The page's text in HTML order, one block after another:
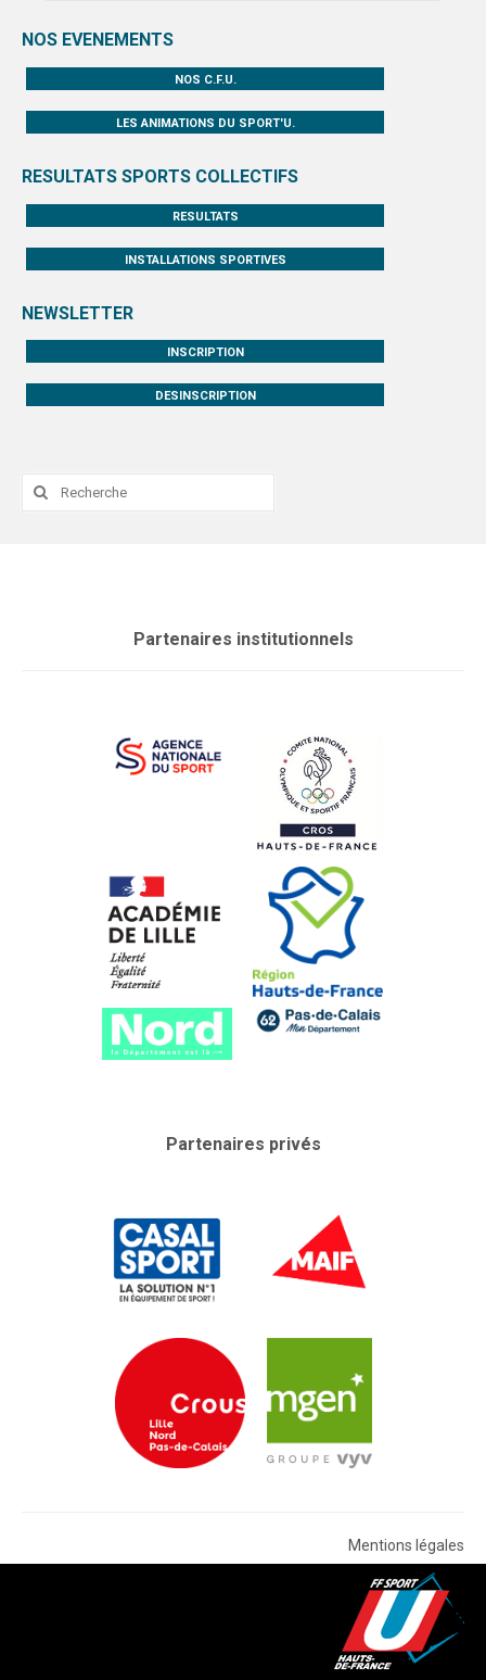
NOS EVENEMENTS
NOS C.F.U.
LES ANIMATIONS DU SPORT'U.
RESULTATS SPORTS COLLECTIFS
RESULTATS
INSTALLATIONS SPORTIVES
NEWSLETTER
INSCRIPTION
DESINSCRIPTION
Rechercher
Partenaires institutionnels
Partenaires privés
Mentions légales